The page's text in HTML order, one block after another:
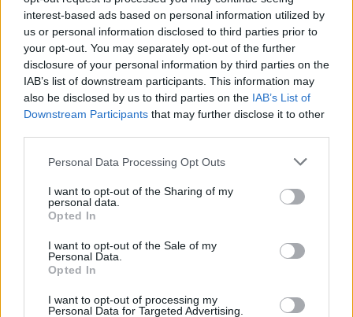
interest-based ads based on personal information utilized by
us or personal information disclosed to third parties prior to
your opt-out. You may separately opt-out of the further
disclosure of your personal information by third parties on the
IAB’s list of downstream participants. This information may
also be disclosed by us to third parties on the IAB’s List of
Downstream Participants that may further disclose it to other
Please note that this website/app uses one or more Google
not limited to your visit or usage behaviour. You may click to
grant or deny consent to Google and its third-party tags to
use your data for below specified purposes in below Google
consent section.
Personal Data Processing Opt Outs
I want to opt-out of the Sharing of my
personal data.
Opted In
I want to opt-out of the Sale of my
Personal Data.
Opted In
I want to opt-out of processing my
Personal Data for Targeted Advertising.
Σχόλια
Σχολίασε εδώ
50 /50
2000 /2000